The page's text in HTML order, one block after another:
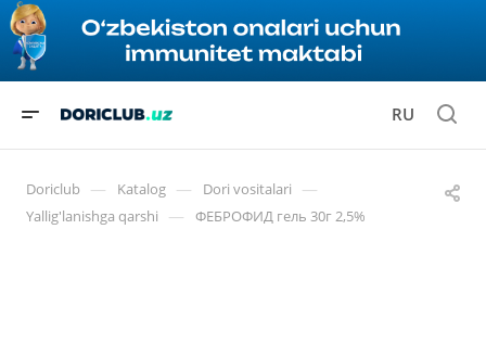
RU
Doriclub — Katalog — Dori vositalari —
Yallig'lanishga qarshi — ФЕБРОФИД гель 30г 2,5%